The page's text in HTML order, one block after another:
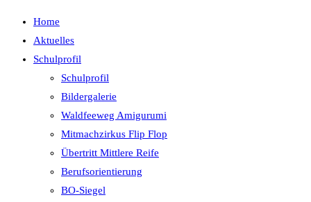
Home
Aktuelles
Schulprofil
Schulprofil
Bildergalerie
Waldfeeweg Amigurumi
Mitmachzirkus Flip Flop
Übertritt Mittlere Reife
Berufsorientierung
BO-Siegel